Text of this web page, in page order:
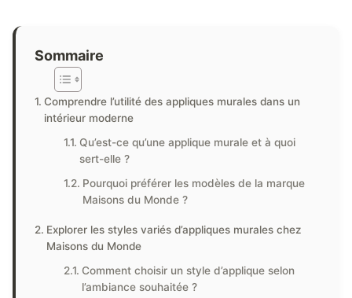
Sommaire
Comprendre l’utilité des appliques murales dans un
intérieur moderne
Qu’est-ce qu’une applique murale et à quoi
sert-elle ?
Pourquoi préférer les modèles de la marque
Maisons du Monde ?
Explorer les styles variés d’appliques murales chez
Maisons du Monde
Comment choisir un style d’applique selon
l’ambiance souhaitée ?